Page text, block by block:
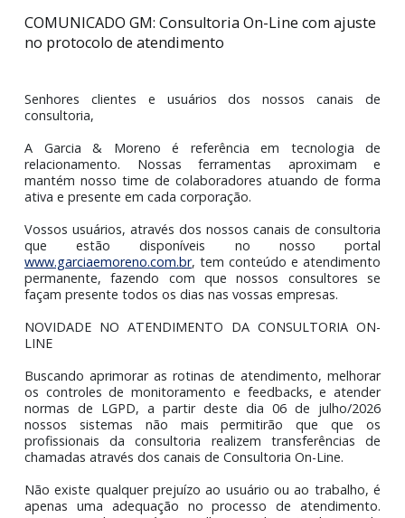
COMUNICADO GM: Consultoria On-Line com
Senhores clientes e usuários dos nossos canais
A Garcia & Moreno é referência em tecnologia
relacionamento. Nossas ferramentas
mantém nosso time de colaboradores atuando de
ativa e presente em cada corporação.
Vossos usuários, através dos nossos canais de
www.garciaemoreno.com.br, tem conteúdo e
permanente, fazendo com que nossos consultores
façam presente todos os dias nas vossas empresas.
NOVIDADE NO ATENDIMENTO DA CONSULTORIA
LINE
Buscando aprimorar as rotinas de atendimento,